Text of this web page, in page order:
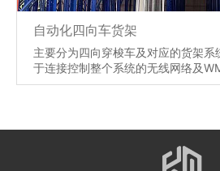
自动化四向车货架
主要分为四向穿梭车及对应的货架系
于连接控制整个系统的无线网络及
机、托盘输送线、顶升移载机等配合
仓库，其运作范围空间更大、其自动